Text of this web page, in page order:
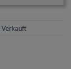
Verkauft